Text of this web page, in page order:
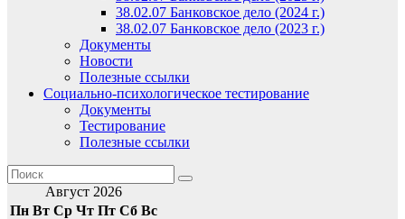
38.02.07 Банковское дело (2024 г.)
38.02.07 Банковское дело (2023 г.)
Документы
Новости
Полезные ссылки
Социально-психологическое тестирование
Документы
Тестирование
Полезные ссылки
Август 2026
Пн Вт Ср Чт Пт Сб Вс